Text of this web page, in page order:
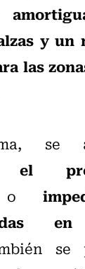
y un
las
se
el
se